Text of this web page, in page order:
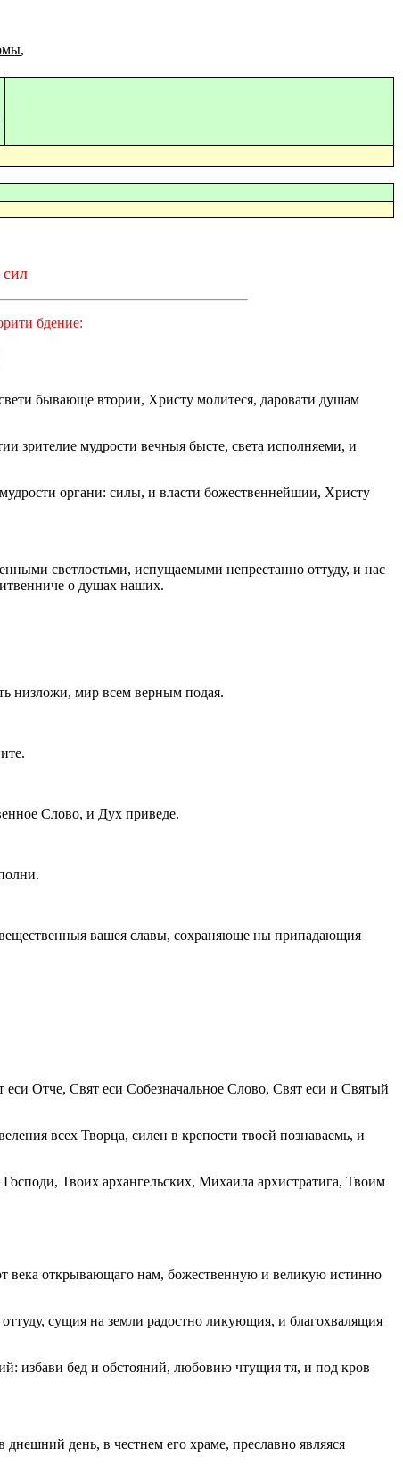
,
бдение:
бывающе втории, Христу молитеся, даровати душам
зрителие мудрости вечныя бысте, света исполняеми, и
органи: силы, и власти божественнейшии, Христу
светлостьми, испущаемыми непрестанно оттуду, и нас
о душах наших.
низложи, мир всем верным подая.
Слово, и Дух приведе.
вашея славы, сохраняюще ны припадающия
Отче, Свят еси Собезначальное Слово, Свят еси и Святый
всех Творца, силен в крепости твоей познаваемь, и
Твоих архангельских, Михаила архистратига, Твоим
века открывающаго нам, божественную и великую истинно
сущия на земли радостно ликующия, и благохвалящия
избави бед и обстояний, любовию чтущия тя, и под кров
днешний день, в честнем его храме, преславно являяся